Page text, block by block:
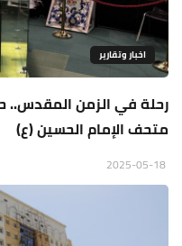
اخبار وتقارير
رحلة في الزمن المقدس..
متحف الإمام الحسين (ع)